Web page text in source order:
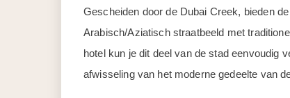
Gescheiden door de Dubai Creek, bieden
Arabisch/Aziatisch straatbeeld met
hotel kun je dit deel van de stad eenvoudig
afwisseling van het moderne gedeelte van